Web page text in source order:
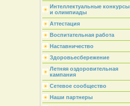
Интеллектуальные конкурсы
и олимпиады
Аттестация
Воспитательная работа
Наставничество
Здоровьесбережение
Летняя оздоровительная
кампания
Сетевое сообщество
Наши партнеры